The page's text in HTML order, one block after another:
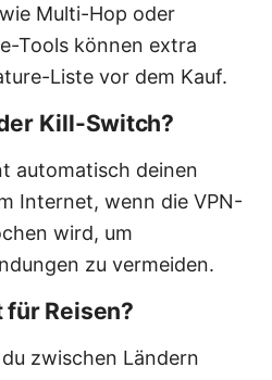
Multi-Hop oder
Tools können extra
Liste vor dem Kauf.
Kill-Switch?
automatisch deinen
Internet, wenn die VPN-
wird, um
zu vermeiden.
für Reisen?
zwischen Ländern